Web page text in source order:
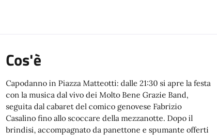
Cos'è
Capodanno in Piazza Matteotti: dalle 21:30 si apre la festa
con la musica dal vivo dei Molto Bene Grazie Band,
seguita dal cabaret del comico genovese Fabrizio
Casalino fino allo scoccare della mezzanotte. Dopo il
brindisi, accompagnato da panettone e spumante offerti